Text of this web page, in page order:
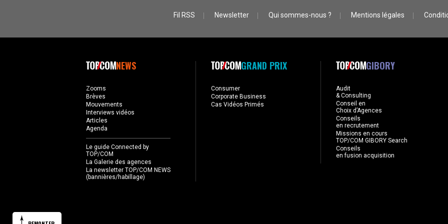
Fil RSS Newsletter Qui sommes-nous ? Mentions légales
NEWS
Zooms
Brèves
Mouvements
Interviews vidéos
Articles
Agenda
Le guide Connected by
TOP/COM
La Galerie des agences
La newsletter TOP/COM NEWS
(bannières/habillage)
GRAND PRIX
Consumer
Corporate Business
Cas Vidéos Primés
GIBORY
Audit
& Consulting
Conseil en
Choix d’Agences
Conseils
en recrutement
Missions en cours
TOP/COM GIBORY Search
Conseils
en fusion acquisition